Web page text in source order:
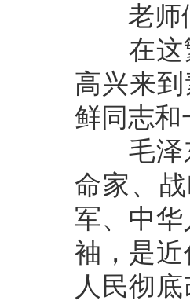
老师们
在这繁
高兴来
鲜同志和
毛泽东
命家、
军、中
袖，是
人民彻